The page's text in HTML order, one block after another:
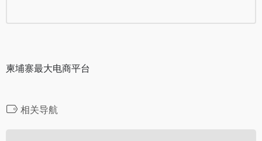
柬埔寨最大电商平台
相关导航